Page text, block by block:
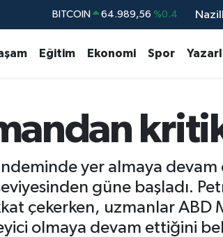
BITCOIN 64.989,56 %0.4
%-0.06
GRAM ALTIN 6672.90 %0.19
BİST100 13.779
Eğitim Ekonomi Spor
yer almaya
güne başladı.
çekerken, uzmanlar ABD
olmaya devam ettiğini